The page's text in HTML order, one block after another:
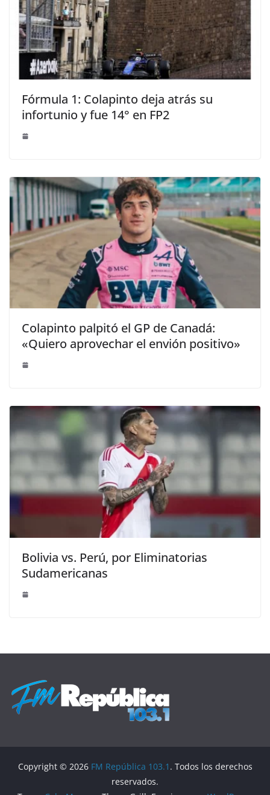
Fórmula 1: Colapinto deja atrás su
infortunio y fue 14° en FP2
Colapinto palpitó el GP de Canadá:
«Quiero aprovechar el envión positivo»
Bolivia vs. Perú, por Eliminatorias
Sudamericanas
Copyright © 2026 FM República 103.1 . Todos los derechos
reservados.